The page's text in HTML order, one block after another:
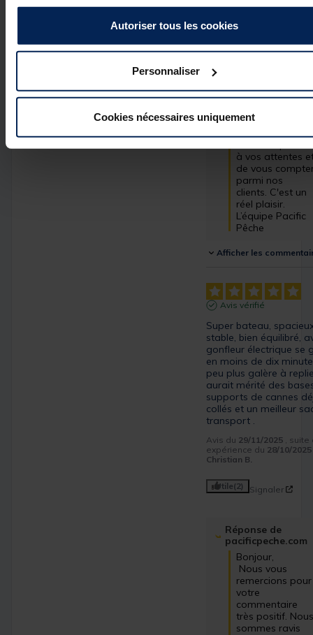
Autoriser tous les cookies
Personnaliser
Cookies nécessaires uniquement
4étoiles
1
0
2étoiles
0
pacificpeche.com
votre
très positif.
sommes ravis
à vos attentes
de vous
parmi nos
clients. C'est un
réel plaisir.
L’équipe Pacific
Pêche
Afficher les
Avis vérifié
Super bateau,
stable, bien équilibré,
gonfleur électrique se
en moins de dix
peu plus galère à
aurait mérité des
supports de cannes
collés et un meilleur
transport .
Avis du 29/11/2025
,
expérience du 28/10/2025
Christian B.
Utile(2) Signaler
Réponse de
pacificpeche.com
Bonjour,
remercions pour
votre
commentaire
très positif.
sommes ravis